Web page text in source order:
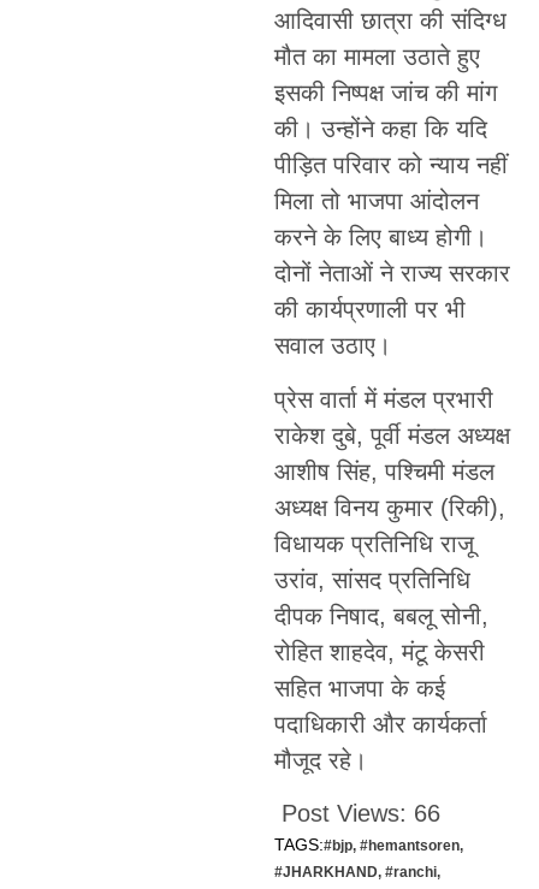
आदिवासी छात्रा की संदिग्ध
मौत का मामला उठाते हुए
इसकी निष्पक्ष जांच की मांग
की। उन्होंने कहा कि यदि
पीड़ित परिवार को न्याय नहीं
मिला तो भाजपा आंदोलन
करने के लिए बाध्य होगी।
दोनों नेताओं ने राज्य सरकार
की कार्यप्रणाली पर भी
सवाल उठाए।
प्रेस वार्ता में मंडल प्रभारी
राकेश दुबे, पूर्वी मंडल अध्यक्ष
आशीष सिंह, पश्चिमी मंडल
अध्यक्ष विनय कुमार (रिकी),
विधायक प्रतिनिधि राजू
उरांव, सांसद प्रतिनिधि
दीपक निषाद, बबलू सोनी,
रोहित शाहदेव, मंटू केसरी
सहित भाजपा के कई
पदाधिकारी और कार्यकर्ता
मौजूद रहे।
Post Views: 66
TAGS:#bjp, #hemantsoren,
#JHARKHAND, #ranchi,